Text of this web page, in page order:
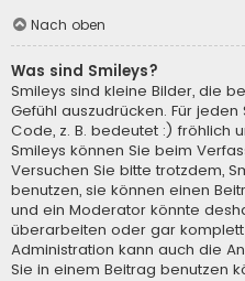
Nach oben
Was sind Smileys?
Smileys sind kleine Bilder, die
Gefühl auszudrücken. Für
Code, z. B. bedeutet :) fröhlich
Smileys können Sie beim
Versuchen Sie bitte trotzdem,
benutzen, sie können einen
und ein Moderator könnte
überarbeiten oder gar
Administration kann auch die
Sie in einem Beitrag benutzen